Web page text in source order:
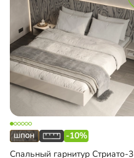
-10%
Спальный гарнитур Стриато-3